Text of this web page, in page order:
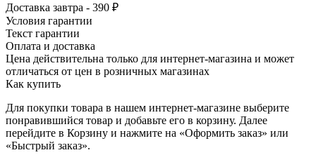
Доставка завтра - 390 ₽
Условия гарантии
Текст гарантии
Оплата и доставка
Цена действительна только для интернет-магазина и может
отличаться от цен в розничных магазинах
Как купить
Для покупки товара в нашем интернет-магазине выберите
понравившийся товар и добавьте его в корзину. Далее
перейдите в Корзину и нажмите на «Оформить заказ» или
«Быстрый заказ».